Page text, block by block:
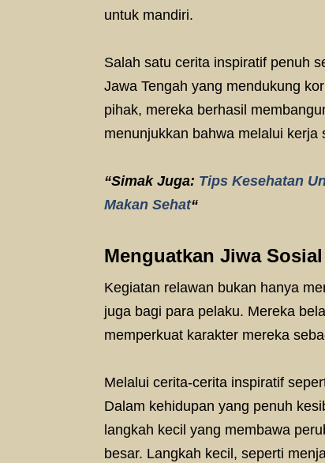
untuk mandiri.
Salah satu cerita inspiratif penuh
Jawa Tengah yang mendukung
pihak, mereka berhasil
menunjukkan bahwa melalui
“Simak Juga: Tips Kesehatan
Makan Sehat“
Menguatkan Jiwa
Kegiatan relawan bukan hanya
juga bagi para pelaku. Mereka
memperkuat karakter mereka
Melalui cerita-cerita inspiratif
Dalam kehidupan yang penuh
langkah kecil yang membawa
besar. Langkah kecil, seperti